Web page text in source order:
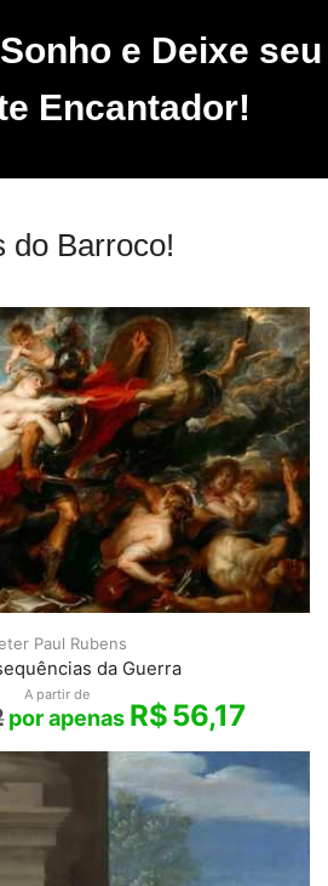
e Deixe seu
Encantador!
do Barroco!
Paul Rubens
da Guerra
A partir de
R$56,17